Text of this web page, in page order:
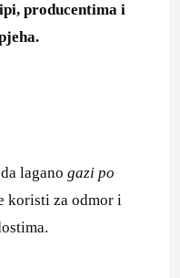
producentima i
lagano gazi po
koristi za odmor i